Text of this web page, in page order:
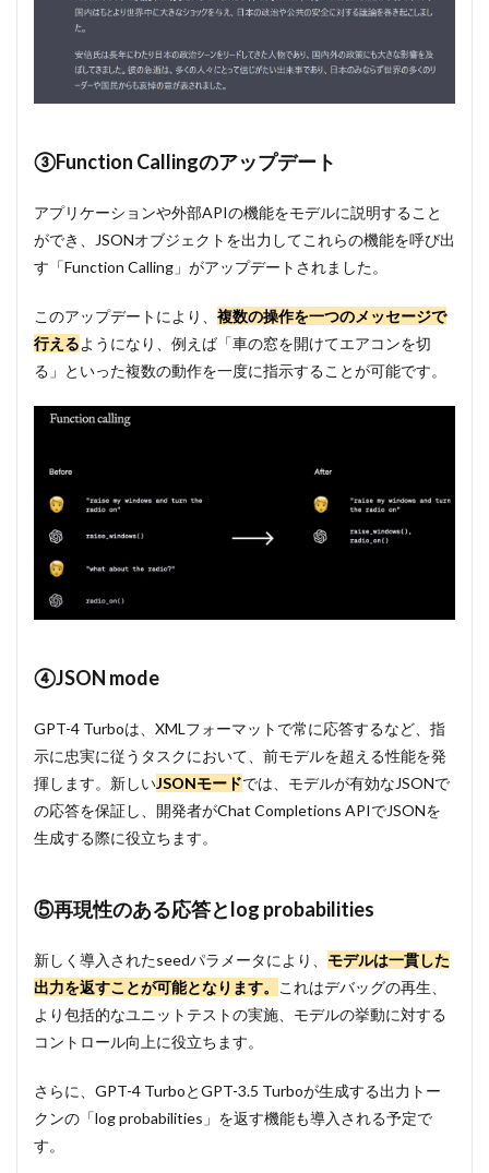
ルの
2.1
①画
像認
Turbo
vision
②画像
E3
2.3
③音声
Text-
3
開発
者向けの
API
4
カス
タマ
GPT-4
のフ
ァイ
ンチ
ュー
4.2
タム
モデ
ルプ
ログ
ラム
価格
とレ
制限
③Function Callingのアップデート
アプリケーションや外部APIの機能をモデルに説明すること
ができ、JSONオブジェクトを出力してこれらの機能を呼び出
す「Function Calling」がアップデートされました。
このアップデートにより、 複数の操作を一つのメッセージで
行えるようになり、例えば「車の窓を開けてエアコンを切
る」といった複数の動作を一度に指示することが可能です。
④JSON mode
GPT-4 Turboは、XMLフォーマットで常に応答するなど、指
示に忠実に従うタスクにおいて、前モデルを超える性能を発
揮します。新しいJSONモードでは、モデルが有効なJSONで
の応答を保証し、開発者がChat Completions APIでJSONを
生成する際に役立ちます。
⑤再現性のある応答とlog probabilities
新しく導入されたseedパラメータにより、 モデルは一貫した
出力を返すことが可能となります。
これはデバッグの再生、
より包括的なユニットテストの実施、モデルの挙動に対する
コントロール向上に役立ちます。
さらに、GPT-4 TurboとGPT-3.5 Turboが生成する出力トー
クンの「log probabilities」を返す機能も導入される予定で
す。